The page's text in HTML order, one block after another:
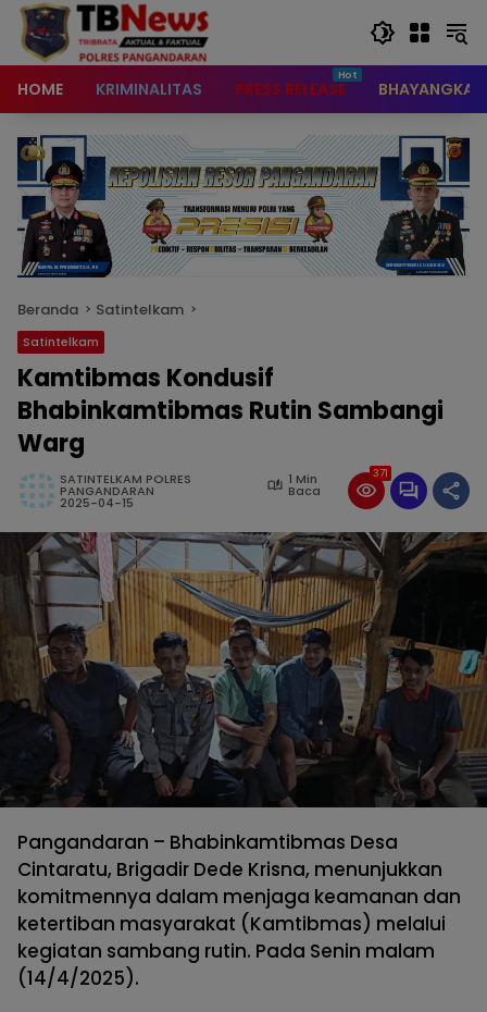
content
HOME KRIMINALITAS PRESS RELEASE BHAYANGKARI
Beranda Satintelkam
Satintelkam
Kamtibmas Kondusif
Bhabinkamtibmas Rutin Sambangi
Warg
SATINTELKAM POLRES
PANGANDARAN
1 Min
Baca
2025-04-15
371
Pangandaran – Bhabinkamtibmas Desa
Cintaratu, Brigadir Dede Krisna, menunjukkan
komitmennya dalam menjaga keamanan dan
ketertiban masyarakat (Kamtibmas) melalui
kegiatan sambang rutin. Pada Senin malam
(14/4/2025).